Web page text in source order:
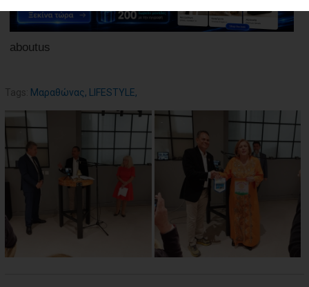
aboutus
Tags: Μαραθώνας, LIFESTYLE,